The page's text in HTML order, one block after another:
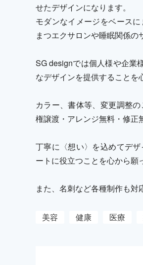
せたデザインになります。
モダンなイメージをベース
まつエクサロンや睡眠関係の
SG designでは個人様や企業
なデザインを提供することを
カラー、書体等、変更調整
権譲渡・アレンジ無料・修正
丁寧に〈想い〉を込めてデ
ートに役立つことを心から願
また、名刺など各種制作も対
美容 健康 医療